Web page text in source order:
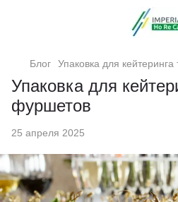
Блог Упаковка для
Упаковка для
фуршетов
25 апреля 2025